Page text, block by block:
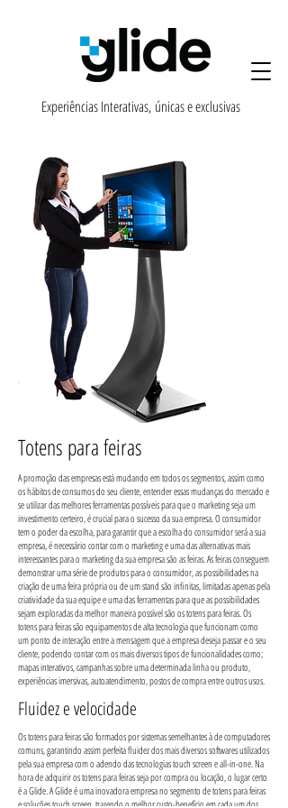
Experiências Interativas, únicas e exclusivas
Totens para feiras
A promoção das empresas está mudando em todos os segmentos, assim como
os hábitos de consumos do seu cliente, entender essas mudanças do mercado e
se utilizar das melhores ferramentas possíveis para que o marketing seja um
investimento certeiro, é crucial para o sucesso da sua empresa. O consumidor
tem o poder da escolha, para garantir que a escolha do consumidor será a sua
empresa, é necessário contar com o marketing e uma das alternativas mais
interessantes para o marketing da sua empresa são as feiras. As feiras conseguem
demonstrar uma série de produtos para o consumidor, as possibilidades na
criação de uma feira própria ou de um stand são infinitas, limitadas apenas pela
criatividade da sua equipe e uma das ferramentas para que as possibilidades
sejam exploradas da melhor maneira possível são os totens para feiras. Os
totens para feiras são equipamentos de alta tecnologia que funcionam como
um ponto de interação entre a mensagem que a empresa deseja passar e o seu
cliente, podendo contar com os mais diversos tipos de funcionalidades como;
mapas interativos, campanhas sobre uma determinada linha ou produto,
experiências imersivas, autoatendimento, postos de compra entre outros usos.
Fluidez e velocidade
Os totens para feiras são formados por sistemas semelhantes à de computadores
comuns, garantindo assim perfeita fluidez dos mais diversos softwares utilizados
pela sua empresa com o adendo das tecnologias touch screen e all-in-one. Na
hora de adquirir os totens para feiras seja por compra ou locação, o lugar certo
é a Glide. A Glide é uma inovadora empresa no segmento de totens para feiras
e soluções touch screen, trazendo o melhor custo-benefício em cada um dos